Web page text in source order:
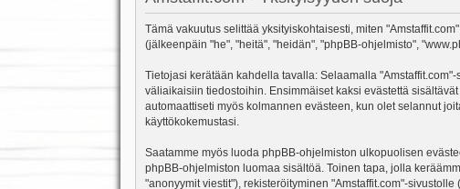
Tämä vakuutus selittää yksityiskohtaisesti, miten
(jälkeenpäin "he", "heitä", "heidän", "phpBB-ohjelmisto",
Tietojasi kerätään kahdella tavalla: Selaamalla
väliaikaisiin tiedostoihin. Ensimmäiset kaksi evästettä
automaattiseti myös kolmannen evästeen, kun olet selannut
käyttökokemustasi.
Saatamme myös luoda phpBB-ohjelmiston ulkopuolisen
phpBB-ohjelmiston luomaa sisältöä. Toinen tapa, jolla
"anonyymit viestit"), rekisteröityminen "Amstaffit.com"-